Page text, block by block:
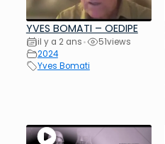
YVES BOMATI – OEDIPE
il y a 2 ans • 51views
2024
Yves Bomati